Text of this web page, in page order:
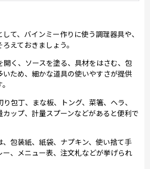
て、バインミー作りに使う調理器具や、
えておきましょう。
開く、ソースを塗る、具材をはさむ、包
いため、細かな道具の使いやすさが提供
包丁、まな板、トング、菜箸、ヘラ、
ップ、計量スプーンなどがあると便利で
包装紙、紙袋、ナプキン、使い捨て手
ー、メニュー表、注文札などが挙げられ